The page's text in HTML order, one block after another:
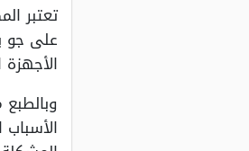
تعتبر
على جو